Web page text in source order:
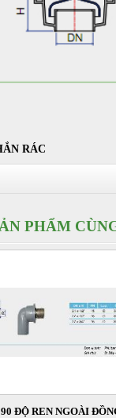
RÁC
PHẨM
ĐỘ REN NGOÀI